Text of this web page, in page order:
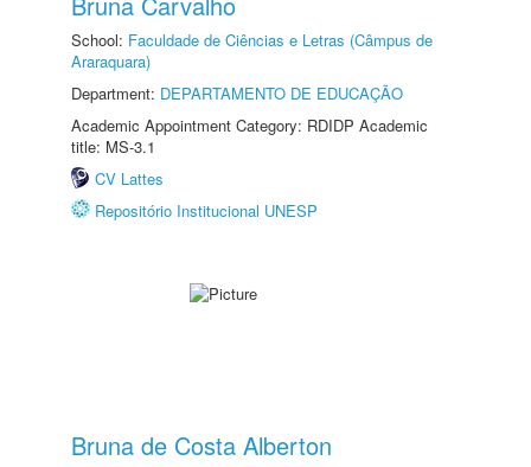
School: Faculdade de Ciências e Letras (Câmpus de
Araraquara)
Department: DEPARTAMENTO DE EDUCAÇÃO
Academic Appointment Category: RDIDP Academic
title: MS-3.1
CV Lattes
Repositório Institucional UNESP
Bruna de Costa Alberton